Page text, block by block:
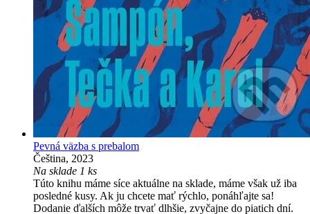
Pevná väzba s prebalom
Čeština, 2023
Na sklade 1 ks
Túto knihu máme síce aktuálne na sklade, máme však už iba
posledné kusy. Ak ju chcete mať rýchlo, ponáhľajte sa!
Dodanie ďalších môže trvať dlhšie, zvyčajne do piatich dní.